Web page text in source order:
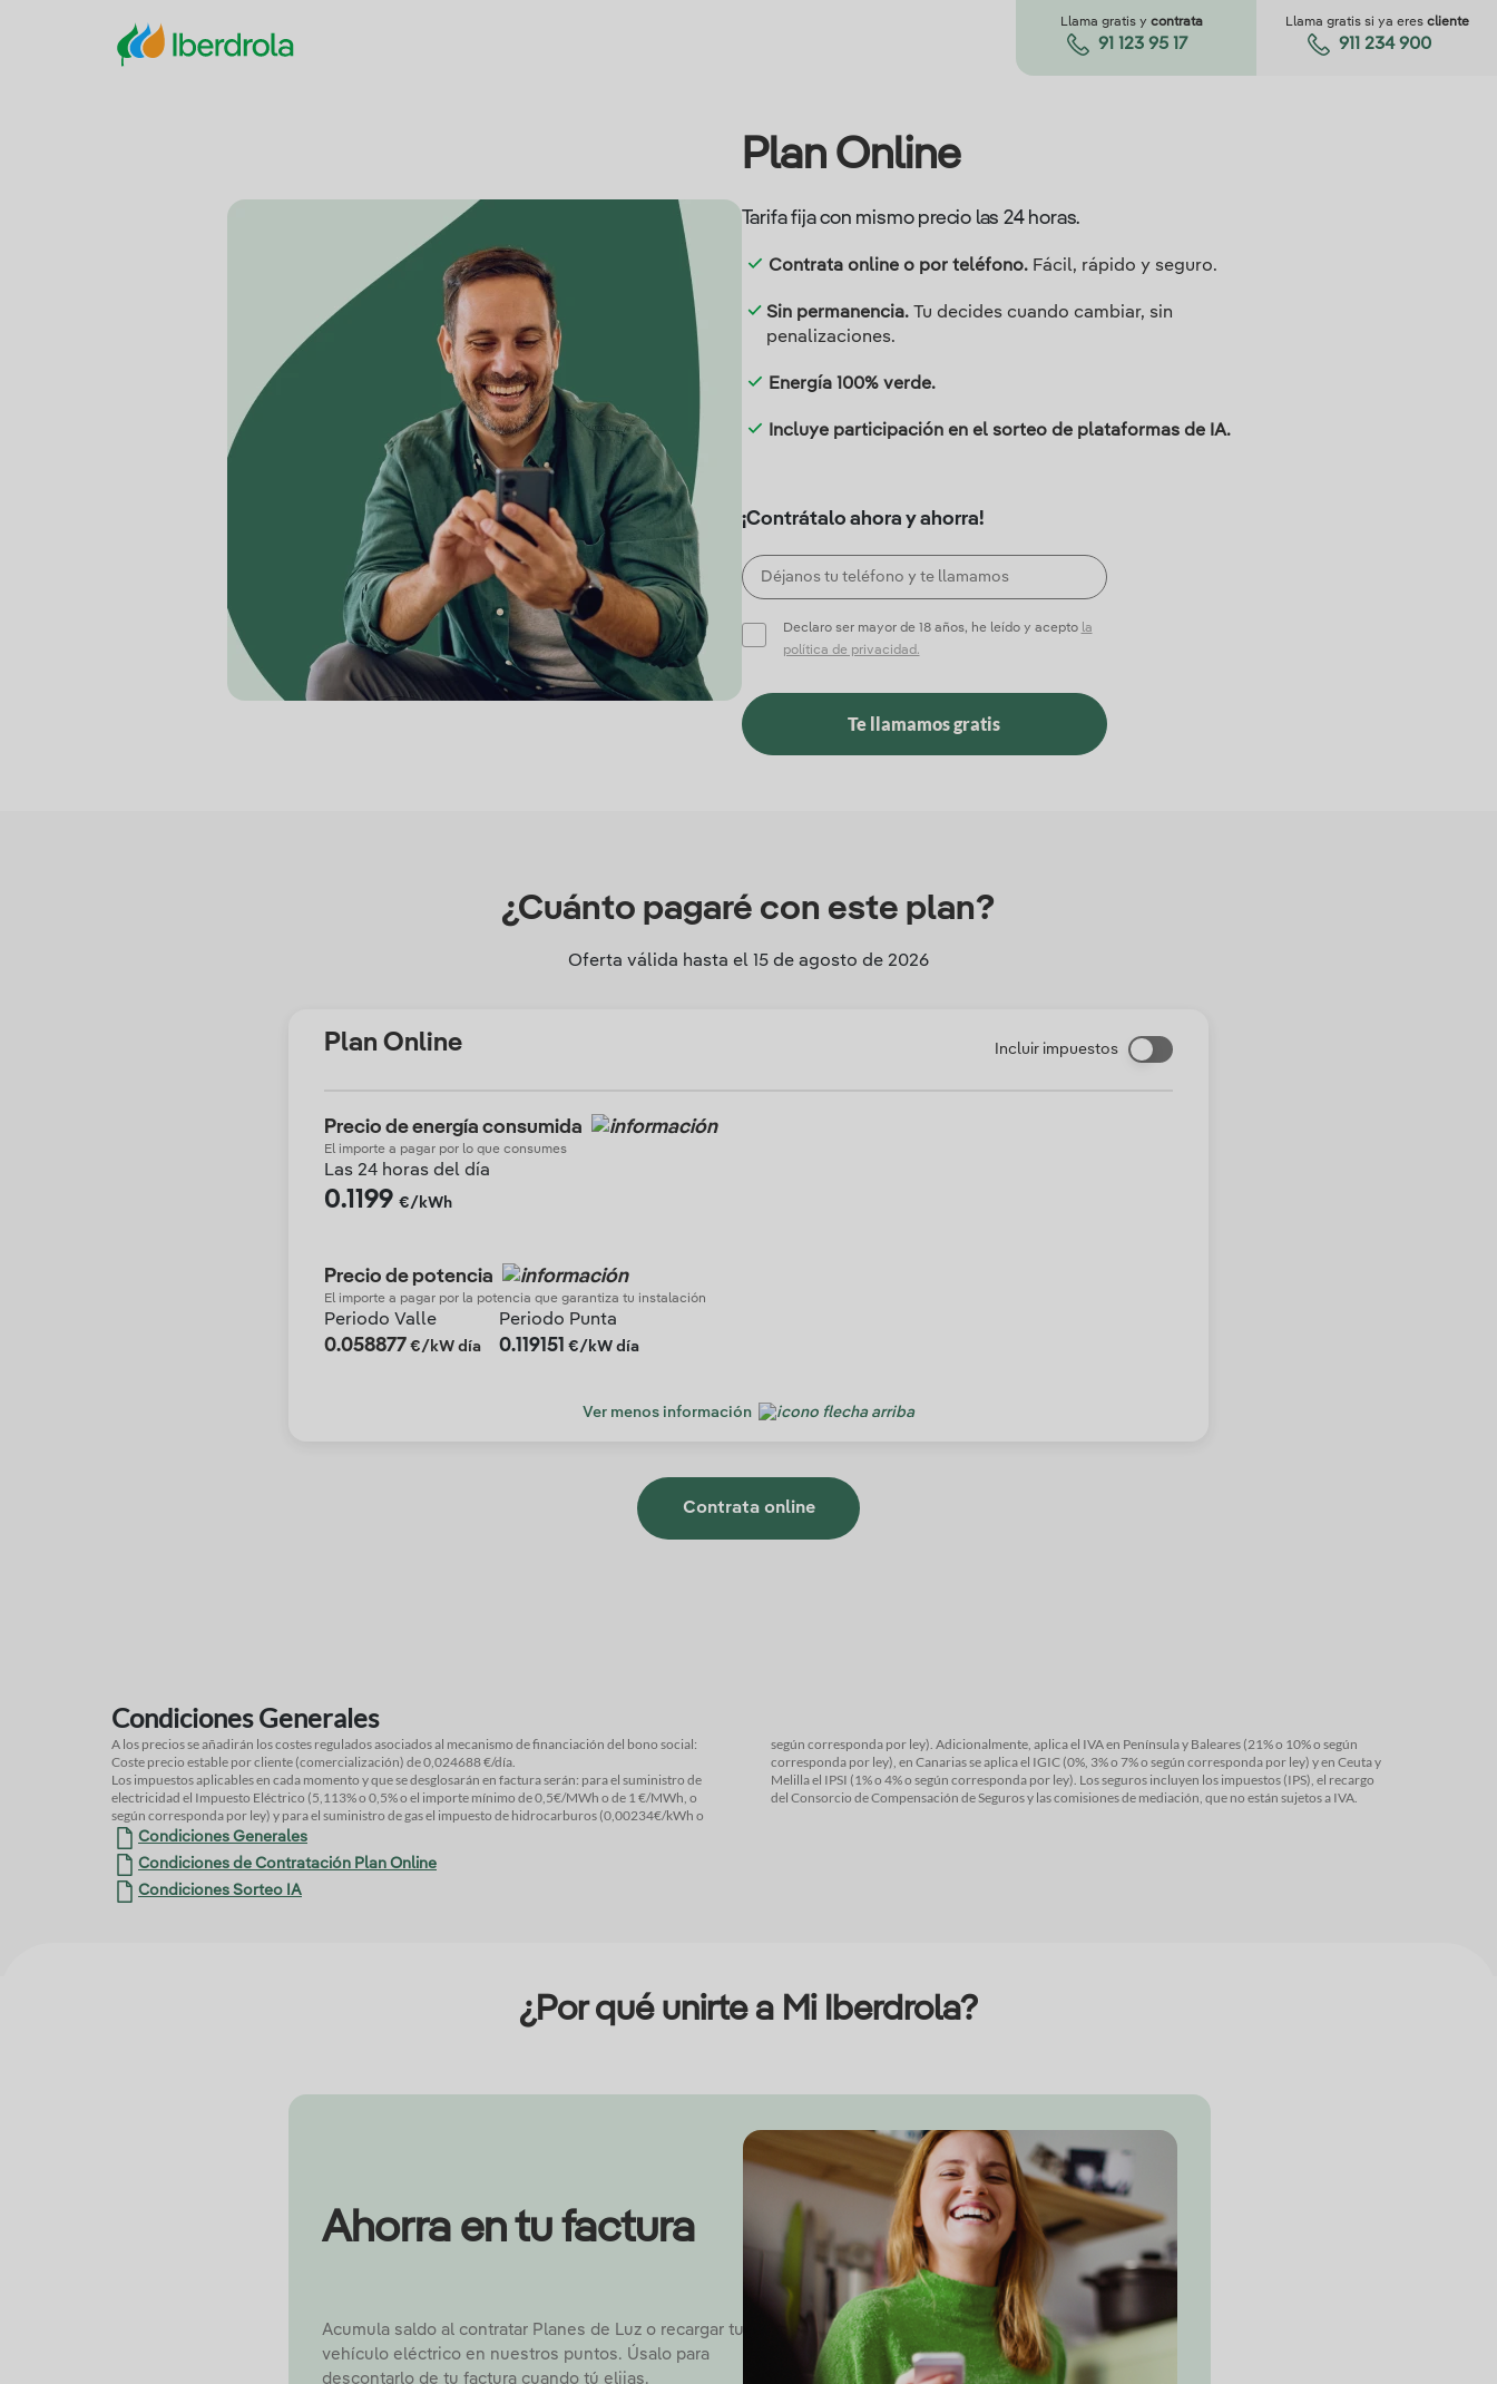
Llama gratis y contrata
91 123 95 17
Llama gratis si ya eres cliente
911 234 900
Plan Online
Tarifa fija con mismo precio las 24 horas.
Contrata online o por teléfono.Fácil, rápido y seguro.
Sin permanencia. Tu decides cuando cambiar, sin
penalizaciones.
Energía 100% verde.
Incluye participación en el sorteo de plataformas de IA.
¡Contrátalo ahora y ahorra!
Declaro ser mayor de 18 años, he leído y acepto la
política de privacidad.
Te llamamos gratis
¿Cuánto pagaré con este plan?
Oferta válida hasta el 15 de agosto de 2026
Plan Online Incluir impuestos
Precio de energía consumida
El importe a pagar por lo que consumes
Las 24 horas del día
0.1199 €/kWh
Precio de potencia
El importe a pagar por la potencia que garantiza tu instalación
Periodo Valle
0.058877 €/kW día
Periodo Punta
0.119151 €/kW día
Ver menos información
Contrata online
Condiciones Generales
A los precios se añadirán los costes regulados asociados al mecanismo de financiación del bono social:
Coste precio estable por cliente (comercialización) de 0,024688 €/día.
Los impuestos aplicables en cada momento y que se desglosarán en factura serán: para el suministro de
electricidad el Impuesto Eléctrico (5,113% o 0,5% o el importe mínimo de 0,5€/MWh o de 1 €/MWh, o
según corresponda por ley) y para el suministro de gas el impuesto de hidrocarburos (0,00234€/kWh o
según corresponda por ley). Adicionalmente, aplica el IVA en Península y Baleares (21% o 10% o según
corresponda por ley), en Canarias se aplica el IGIC (0%, 3% o 7% o según corresponda por ley) y en Ceuta y
Melilla el IPSI (1% o 4% o según corresponda por ley). Los seguros incluyen los impuestos (IPS), el recargo
del Consorcio de Compensación de Seguros y las comisiones de mediación, que no están sujetos a IVA.
Condiciones Generales
Condiciones de Contratación Plan Online
Condiciones Sorteo IA
¿Por qué unirte a Mi Iberdrola?
Ahorra en tu factura
Acumula saldo al contratar Planes de Luz o recargar tu
vehículo eléctrico en nuestros puntos. Úsalo para
descontarlo de tu factura cuando tú elijas.